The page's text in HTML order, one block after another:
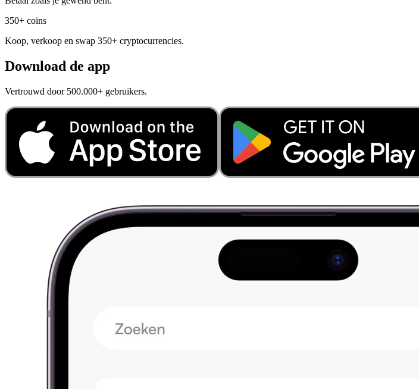
350+ coins
Koop, verkoop en swap 350+ cryptocurrencies.
Download de app
Vertrouwd door 500.000+ gebruikers.